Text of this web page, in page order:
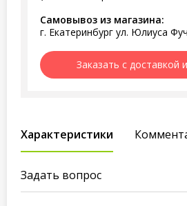
Самовывоз из магазина:
г. Екатеринбург ул. Юлиуса
Заказать с доставкой
Характеристики
Задать вопрос